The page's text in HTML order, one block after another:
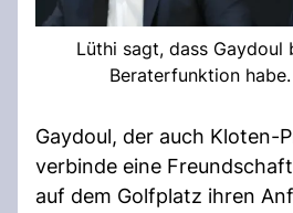
Lüthi sagt, dass Gaydoul
Beraterfunktion
Gaydoul, der auch Kloten-
verbinde eine
auf dem Golfplatz ihren